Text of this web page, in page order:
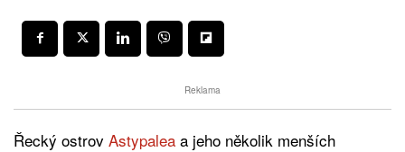
Reklama
Řecký ostrov Astypalea a jeho několik menších